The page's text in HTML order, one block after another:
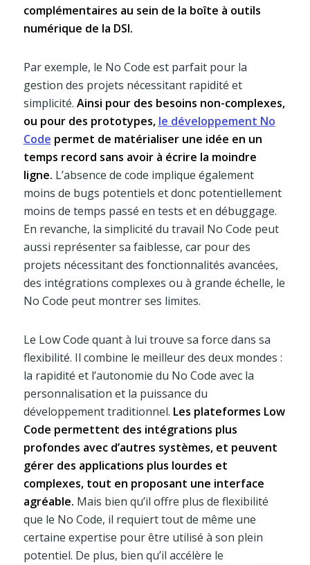
complémentaires au sein de la boîte à outils
numérique de la DSI.
Par exemple, le No Code est parfait pour la
gestion des projets nécessitant rapidité et
simplicité. Ainsi pour des besoins non-complexes,
ou pour des prototypes, le développement No
Code permet de matérialiser une idée en un
temps record sans avoir à écrire la moindre
ligne. L’absence de code implique également
moins de bugs potentiels et donc potentiellement
moins de temps passé en tests et en débuggage.
En revanche, la simplicité du travail No Code peut
aussi représenter sa faiblesse, car pour des
projets nécessitant des fonctionnalités avancées,
des intégrations complexes ou à grande échelle, le
No Code peut montrer ses limites.
Le Low Code quant à lui trouve sa force dans sa
flexibilité. Il combine le meilleur des deux mondes :
la rapidité et l’autonomie du No Code avec la
personnalisation et la puissance du
développement traditionnel. Les plateformes Low
Code permettent des intégrations plus
profondes avec d’autres systèmes, et peuvent
gérer des applications plus lourdes et
complexes, tout en proposant une interface
agréable. Mais bien qu’il offre plus de flexibilité
que le No Code, il requiert tout de même une
certaine expertise pour être utilisé à son plein
potentiel. De plus, bien qu’il accélère le